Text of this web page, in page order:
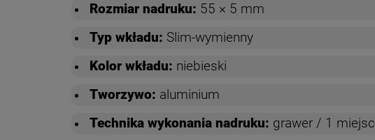
Rozmiar nadruku: 55 × 5 mm
Typ wkładu: Slim-wymienny
Kolor wkładu: niebieski
Tworzywo: aluminium
Technika wykonania nadruku: grawer / 1